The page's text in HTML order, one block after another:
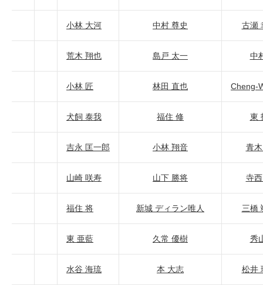
小林 大河 中村 尊史 古瀬
荒木 翔也 島戸 太一 中
小林 匠 林田 直也 Cheng-
犬飼 泰我 福住 修 東
吉永 匡一郎 小林 翔音 青
山崎 咲寿 山下 勝将 寺
福住 将 新城 ディラン唯人 三橋
東 亜藍 久常 優樹 秀
水谷 海琉 本 大志 松井